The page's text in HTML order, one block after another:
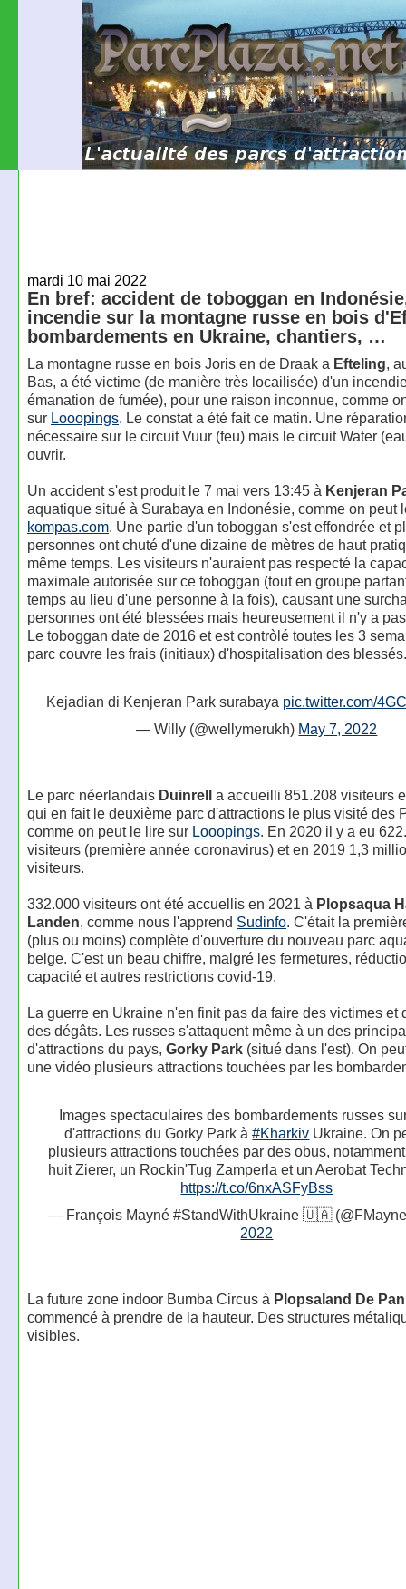
mardi 10 mai 2022
En bref: accident de toboggan en
incendie sur la montagne russe en bois
bombardements en Ukraine, chantiers, …
La montagne russe en bois Joris en de Draak a Efteling,
Bas, a été victime (de manière très locailisée) d'un
émanation de fumée), pour une raison inconnue, comme
sur Looopings. Le constat a été fait ce matin. Une
nécessaire sur le circuit Vuur (feu) mais le circuit Water
ouvrir.
Un accident s'est produit le 7 mai vers 13:45 à Kenjeran
aquatique situé à Surabaya en Indonésie, comme on peut
kompas.com. Une partie d'un toboggan s'est effondrée et
personnes ont chuté d'une dizaine de mètres de haut
même temps. Les visiteurs n'auraient pas respecté la
maximale autorisée sur ce toboggan (tout en groupe
temps au lieu d'une personne à la fois), causant une
personnes ont été blessées mais heureusement il n'y a
Le toboggan date de 2016 et est contròlé toutes les 3
parc couvre les frais (initiaux) d'hospitalisation des blessés.
Kejadian di Kenjeran Park surabaya pic.twitter.com/
— Willy (@wellymerukh) May 7, 2022
Le parc néerlandais Duinrella accueilli 851.208 visiteurs
qui en fait le deuxième parc d'attractions le plus visité des
comme on peut le lire sur Looopings. En 2020 il y a eu
visiteurs (première année coronavirus) et en 2019 1,3
visiteurs.
332.000 visiteurs ont été accuellis en 2021 à Plopsaqua
Landen, comme nous l'apprend Sudinfo. C'était la
(plus ou moins) complète d'ouverture du nouveau parc
belge. C'est un beau chiffre, malgré les fermetures,
capacité et autres restrictions covid-19.
La guerre en Ukraine n'en finit pas da faire des victimes et
des dégâts. Les russes s'attaquent même à un des
d'attractions du pays, Gorky Park(situé dans l'est). On
une vidéo plusieurs attractions touchées par les
Images spectaculaires des bombardements russes
d'attractions du Gorky Park à#Kharkiv Ukraine. On
plusieurs attractions touchées par des obus,
huit Zierer, un Rockin'Tug Zamperla et un Aerobat
https://t.co/6nxASFyBss
— François Mayné #StandWithUkraine 🇺🇦
2022
La future zone indoor Bumba Circus à Plopsaland De
commencé à prendre de la hauteur. Des structures
visibles.